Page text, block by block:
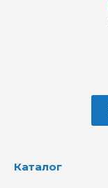
Каталог